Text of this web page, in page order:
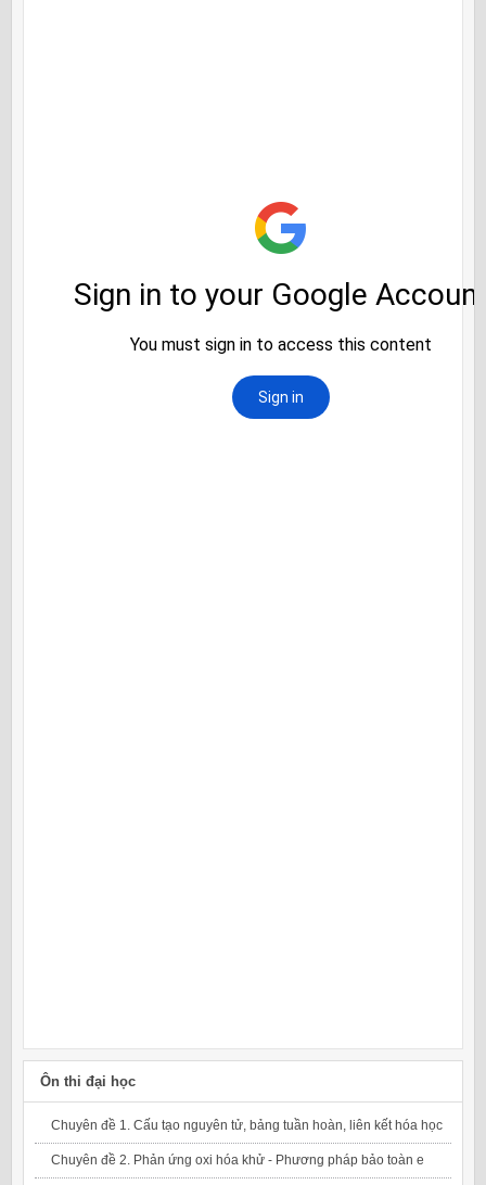
Ôn thi đại học
Chuyên đề 1. Cấu tạo nguyên tử, bảng tuần hoàn, liên kết hóa học
Chuyên đề 2. Phản ứng oxi hóa khử - Phương pháp bảo toàn e